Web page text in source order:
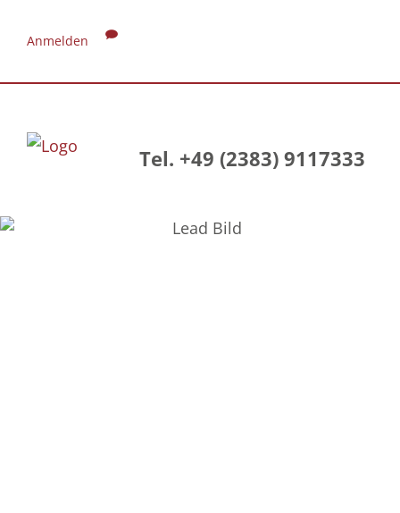
Anmelden
Tel. +49 (2383) 9117333